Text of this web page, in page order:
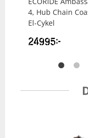
4, Hub Chain
El-Cykel
24995kr